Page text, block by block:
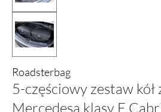
Roadsterbag
5-częściowy zestaw kół
Mercedesa klasy E